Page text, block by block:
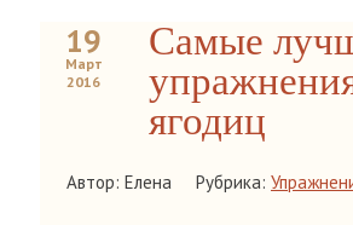
19
Март
2016
Самые
ягодиц
Автор: Елена Рубрика: